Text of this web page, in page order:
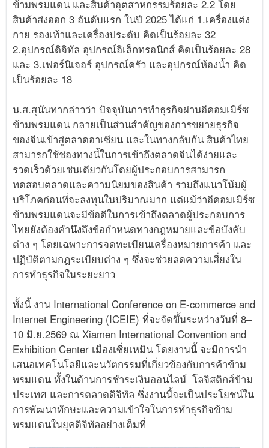
ข้ามพรมแดน และสินค้าอุตสาหกรรมร้อยละ 2.2 โดย
สินค้าส่งออก 3 อันดับแรก ในปี 2025 ได้แก่ 1.เครื่องแต่ง
กาย รองเท้าและเครื่องประดับ คิดเป็นร้อยละ 32
2.อุปกรณ์ดิจิทัล อุปกรณ์อิเล็กทรอนิกส์ คิดเป็นร้อยละ 28
และ 3.เฟอร์นิเจอร์ อุปกรณ์ครัว และอุปกรณ์ห้องน้ำ คิด
เป็นร้อยละ 18
น.ส.สุนันทากล่าวว่า ปัจจุบันการทำธุรกิจผ่านอีคอมเมิร์ซ
ข้ามพรมแดน กลายเป็นส่วนสำคัญของการขยายธุรกิจ
ของจีนเข้าสู่ตลาดอาเซียน และในทางกลับกัน สินค้าไทย
สามารถใช้ช่องทางนี้ในการเข้าถึงตลาดจีนได้ง่ายและ
รวดเร็วด้วยเช่นเดียวกันโดยผู้ประกอบการสามารถ
ทดสอบตลาดและความนิยมของสินค้า รวมถึงแนวโน้มผู้
บริโภคก่อนที่จะลงทุนในปริมาณมาก แต่แม้ว่าอีคอมเมิร์ซ
ข้ามพรมแดนจะมีข้อดีในการเข้าถึงตลาดผู้ประกอบการ
ไทยยังต้องคำนึงถึงข้อกำหนดทางกฎหมายและข้อบังคับ
ต่าง ๆ โดยเฉพาะการจดทะเบียนเครื่องหมายการค้า และ
ปฏิบัติตามกฎระเบียบต่าง ๆ ซึ่งจะช่วยลดความเสี่ยงใน
การทำธุรกิจในระยะยาว
ทั้งนี้ งาน International Conference on E-commerce and
Internet Engineering (ICEIE) ที่จะจัดขึ้นระหว่างวันที่ 8–
10 มิ.ย.2569 ณ Xiamen International Convention and
Exhibition Center เมืองเซี่ยเหมิน โดยงานนี้ จะมีการนำ
เสนอเทคโนโลยีและนวัตกรรมที่เกี่ยวข้องกับการค้าข้าม
พรมแดน ทั้งในด้านการชำระเงินออนไลน์ โลจิสติกส์ข้าม
ประเทศ และการตลาดดิจิทัล ซึ่งงานนี้จะเป็นประโยชน์ใน
การพัฒนาทักษะและความเข้าใจในการทำธุรกิจข้าม
พรมแดนในยุคดิจิทัลอย่างเต็มที่